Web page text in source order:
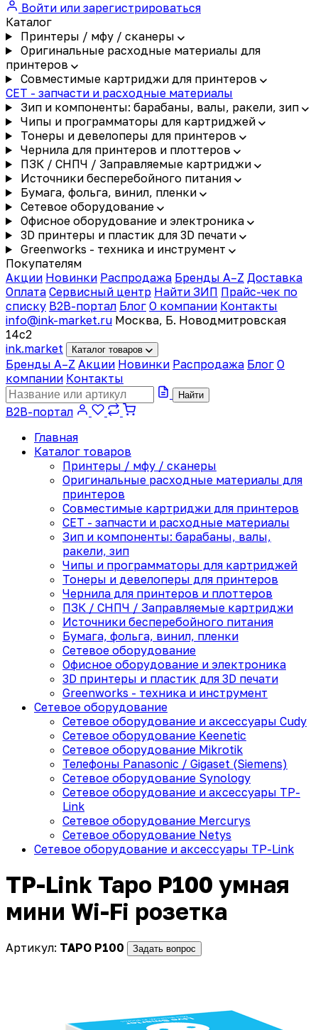
Войти или зарегистрироваться
Каталог
Принтеры / мфу / сканеры
Оригинальные расходные материалы для
принтеров
Совместимые картриджи для принтеров
CET - запчасти и расходные материалы
Зип и компоненты: барабаны, валы, ракели, зип
Чипы и программаторы для картриджей
Тонеры и девелоперы для принтеров
Чернила для принтеров и плоттеров
ПЗК / СНПЧ / Заправляемые картриджи
Источники бесперебойного питания
Бумага, фольга, винил, пленки
Сетевое оборудование
Офисное оборудование и электроника
3D принтеры и пластик для 3D печати
Greenworks - техника и инструмент
Покупателям
Акции Новинки Распродажа Бренды A–Z Доставка
Оплата Сервисный центр Найти ЗИП Прайс-чек по
списку B2B-портал Блог О компании Контакты
info@ink-market.ru Москва, Б. Новодмитровская
14с2
ink.market Каталог товаров
Бренды A–Z Акции Новинки Распродажа Блог О
компании Контакты
Найти
B2B-портал
Главная
Каталог товаров
Принтеры / мфу / сканеры
Оригинальные расходные материалы для
принтеров
Совместимые картриджи для принтеров
CET - запчасти и расходные материалы
Зип и компоненты: барабаны, валы,
ракели, зип
Чипы и программаторы для картриджей
Тонеры и девелоперы для принтеров
Чернила для принтеров и плоттеров
ПЗК / СНПЧ / Заправляемые картриджи
Источники бесперебойного питания
Бумага, фольга, винил, пленки
Сетевое оборудование
Офисное оборудование и электроника
3D принтеры и пластик для 3D печати
Greenworks - техника и инструмент
Сетевое оборудование
Сетевое оборудование и аксессуары Cudy
Сетевое оборудование Keenetic
Сетевое оборудование Mikrotik
Телефоны Panasonic / Gigaset (Siemens)
Сетевое оборудование Synology
Сетевое оборудование и аксессуары TP-
Link
Сетевое оборудование Mercurys
Сетевое оборудование Netys
Сетевое оборудование и аксессуары TP-Link
TP-Link Tapo P100 умная
мини Wi-Fi розетка
Артикул: TAPO P100 Задать вопрос